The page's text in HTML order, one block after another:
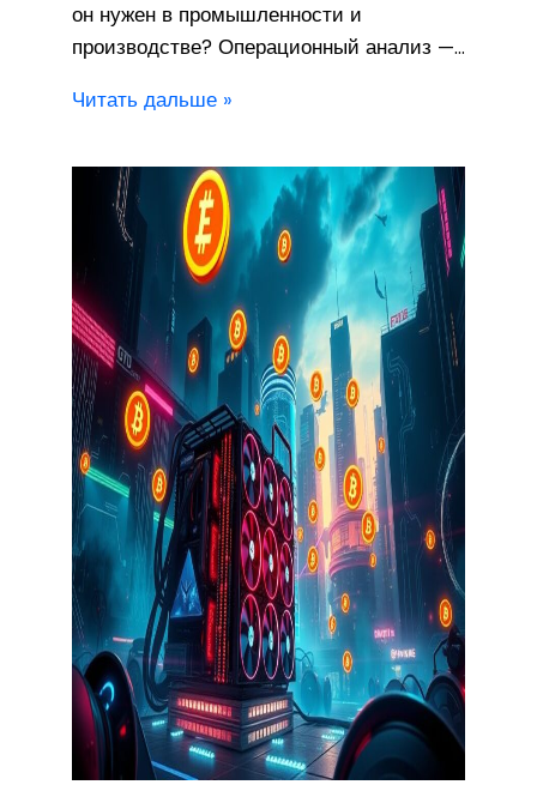
он нужен в промышленности и
производстве? Операционный анализ —…
Читать дальше »